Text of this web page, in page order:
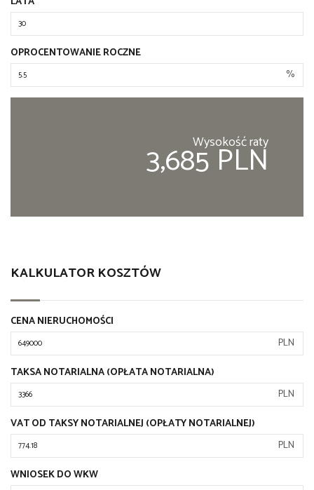
OPROCENTOWANIE ROCZNE
%
Wysokość raty
3,685 PLN
KALKULATOR KOSZTÓW
CENA NIERUCHOMOŚCI
PLN
TAKSA NOTARIALNA (OPŁATA NOTARIALNA)
PLN
VAT OD TAKSY NOTARIALNEJ (OPŁATY NOTARIALNEJ)
PLN
WNIOSEK DO WKW